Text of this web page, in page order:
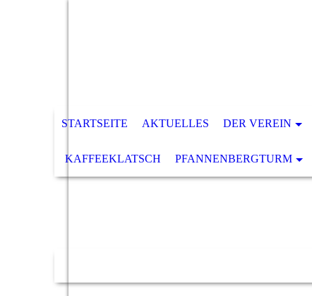
STARTSEITE AKTUELLES DER VEREIN
KAFFEEKLATSCH PFANNENBERGTURM